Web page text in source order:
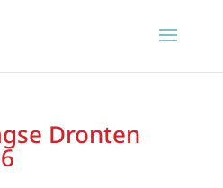
Dronten